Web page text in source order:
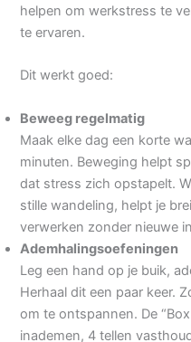
helpen om werkstress te
te ervaren.
Dit werkt goed:
Beweeg regelmatig
Maak elke dag een korte
minuten. Beweging helpt
dat stress zich opstapelt.
stille wandeling, helpt je
verwerken zonder nieuwe
Ademhalingsoefeningen
Leg een hand op je buik,
Herhaal dit een paar keer.
om te ontspannen. De
inademen, 4 tellen